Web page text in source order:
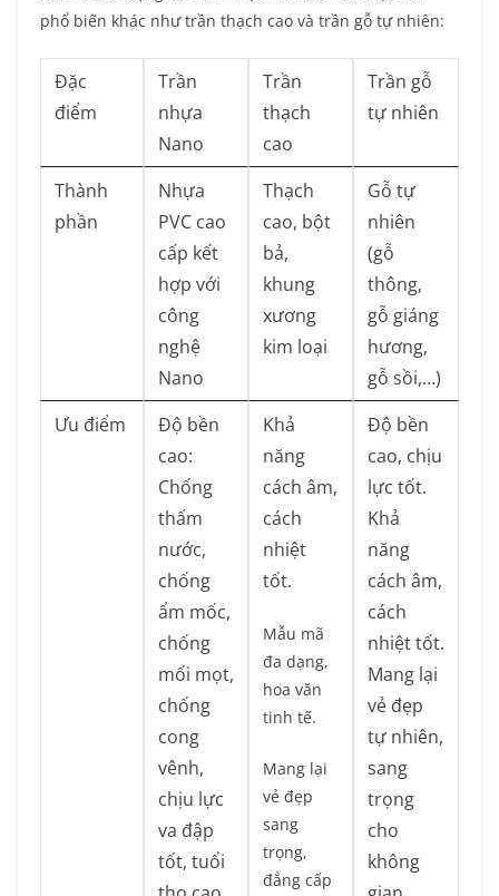
phổ biến khác như trần thạch cao và trần gỗ tự nhiên:
Đặc
điểm
Trần
nhựa
Nano
Trần
thạch
cao
Trần gỗ
tự nhiên
Thành
phần
Nhựa
PVC cao
cấp kết
hợp với
công
nghệ
Nano
Thạch
cao, bột
bả,
khung
xương
kim loại
Gỗ tự
nhiên
(gỗ
thông,
gỗ giáng
hương,
gỗ sồi,…)
Ưu điểm
Độ bền
cao:
Chống
thấm
nước,
chống
ẩm mốc,
chống
mối mọt,
chống
cong
vênh,
chịu lực
va đập
tốt, tuổi
Khả
năng
cách âm,
cách
nhiệt
tốt.
Mẫu mã
đa dạng,
hoa văn
tinh tế.
Mang lại
vẻ đẹp
sang
trọng,
đẳng cấp
Độ bền
cao, chịu
lực tốt.
Khả
năng
cách âm,
cách
nhiệt tốt.
Mang lại
vẻ đẹp
tự nhiên,
sang
trọng
cho
không